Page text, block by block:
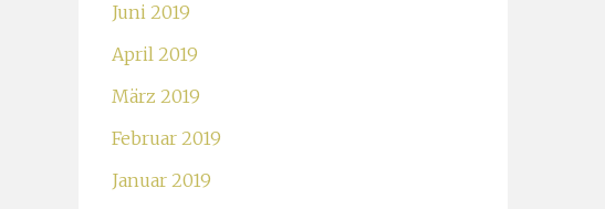
Juni 2019
April 2019
März 2019
Februar 2019
Januar 2019